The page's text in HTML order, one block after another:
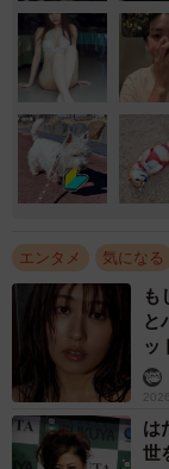
エンタメ 気になる
も
と
ッ
は
世